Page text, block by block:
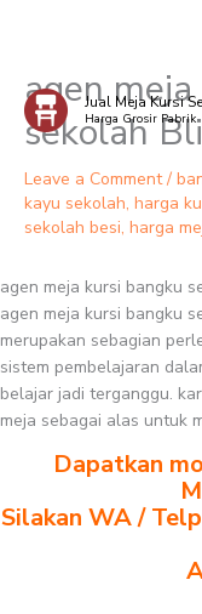
Skip
content
Jual Meja Kursi
Harga Grosir Pabrik
agen
sekolah
Leave a Comment /
kayu sekolah, harga
sekolah besi, harga
agen meja kursi bangku
agen meja kursi bangku
merupakan sebagian
sistem pembelajaran
belajar jadi terganggu.
meja sebagai alas untuk
Dapatkan
Silakan WA /